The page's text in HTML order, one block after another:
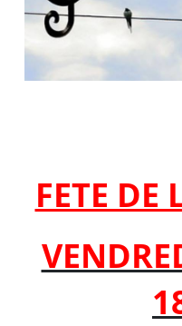
FETE DE